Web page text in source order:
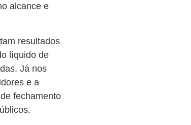
alcance e
resultados
líquido de
Já nos
e a
fechamento